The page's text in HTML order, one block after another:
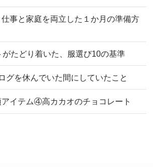
事と家庭を両立した１か月の準備方
たどり着いた、服選び10の基準
グを休んでいた間にしていたこと
イテム④高カカオのチョコレート